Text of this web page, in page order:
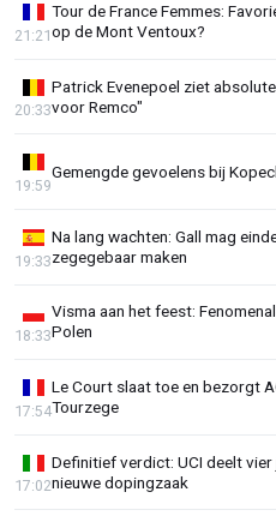
Tour de France Femmes:
op de Mont Ventoux?
21:21
Patrick Evenepoel ziet
voor Remco"
20:33
Gemengde gevoelens bij
19:59
Na lang wachten: Gall mag
zegegebaar maken
19:33
Visma aan het feest:
Polen
18:33
Le Court slaat toe en bezorgt
Tourzege
17:54
Definitief verdict: UCI deelt
nieuwe dopingzaak
17:02